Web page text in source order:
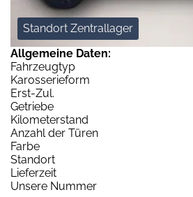
Standort Zentrallager
Allgemeine Daten:
Fahrzeugtyp
Karosserieform
Erst-Zul.
Getriebe
Kilometerstand
Anzahl der Türen
Farbe
Standort
Lieferzeit
Unsere Nummer